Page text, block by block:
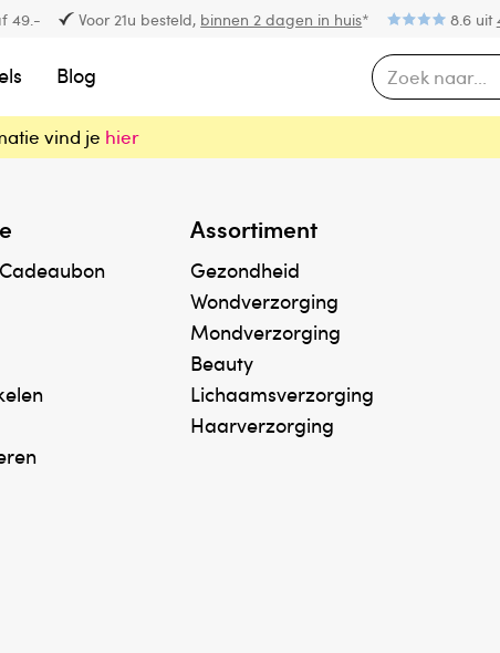
49.- Voor 21u besteld, binnen 2 dagen in huis* 8.6 uit
Blog
vind je hier
Assortiment
Gezondheid
Wondverzorging
Mondverzorging
Beauty
Lichaamsverzorging
Haarverzorging